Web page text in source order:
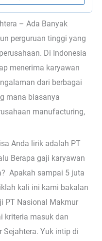
– Ada Banyak
perguruan tinggi yang
Di Indonesia
menerima karyawan
dari berbagai
mana biasanya
manufacturing,
Anda lirik adalah PT
Berapa gaji karyawan
Apakah sampai 5 juta
kali ini kami bakalan
PT Nasional Makmur
kriteria masuk dan
Sejahtera. Yuk intip di